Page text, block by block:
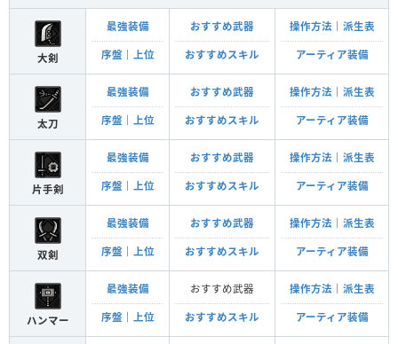
大剣
最強装備
序盤 上位
おすすめ武器
おすすめスキル
操作方法 派生表
アーティア装備
太刀
最強装備
序盤 上位
おすすめ武器
おすすめスキル
操作方法 派生表
アーティア装備
片手剣
最強装備
序盤 上位
おすすめ武器
おすすめスキル
操作方法 派生表
アーティア装備
双剣
最強装備
序盤 上位
おすすめ武器
おすすめスキル
操作方法 派生表
アーティア装備
ハンマー
最強装備
序盤 上位
おすすめ武器
おすすめスキル
操作方法 派生表
アーティア装備